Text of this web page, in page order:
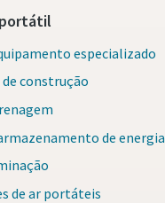
especializado
construção
de energia
de ar portáteis